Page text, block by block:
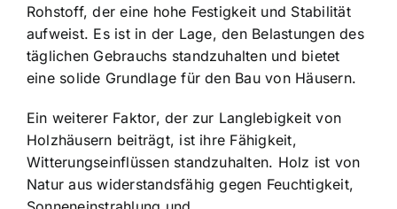
Rohstoff, der eine hohe Festigkeit und Stabilität
aufweist. Es ist in der Lage, den Belastungen des
täglichen Gebrauchs standzuhalten und bietet
eine solide Grundlage für den Bau von Häusern.
Ein weiterer Faktor, der zur Langlebigkeit von
Holzhäusern beiträgt, ist ihre Fähigkeit,
Witterungseinflüssen standzuhalten. Holz ist von
Natur aus widerstandsfähig gegen Feuchtigkeit,